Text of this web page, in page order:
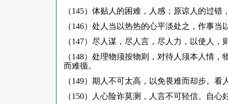
（145）体贴人的困难，人感；原谅人的过错
（146）处人当以热热的心平淡处之，作事当
（147）尽人谋，尽人言，尽人力，以使人，
（148）处理物须按物则，对待人须本人情
而难循。
（149）期人不可太高，以免畏难而却步。
（150）人心险诈莫测，人言不可轻信。自